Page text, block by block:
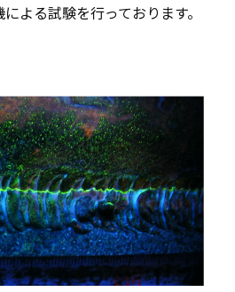
よる試験を行っております。